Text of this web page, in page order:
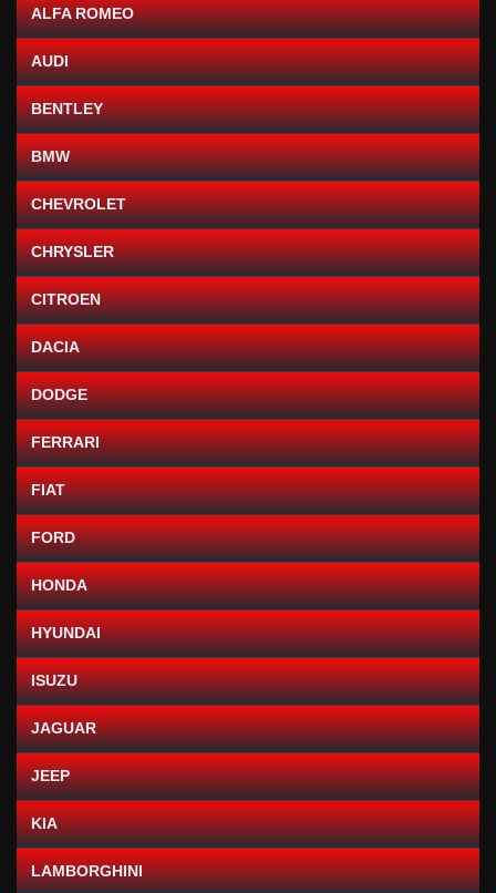
ALFA ROMEO
AUDI
BENTLEY
BMW
CHEVROLET
CHRYSLER
CITROEN
DACIA
DODGE
FERRARI
FIAT
FORD
HONDA
HYUNDAI
ISUZU
JAGUAR
JEEP
KIA
LAMBORGHINI